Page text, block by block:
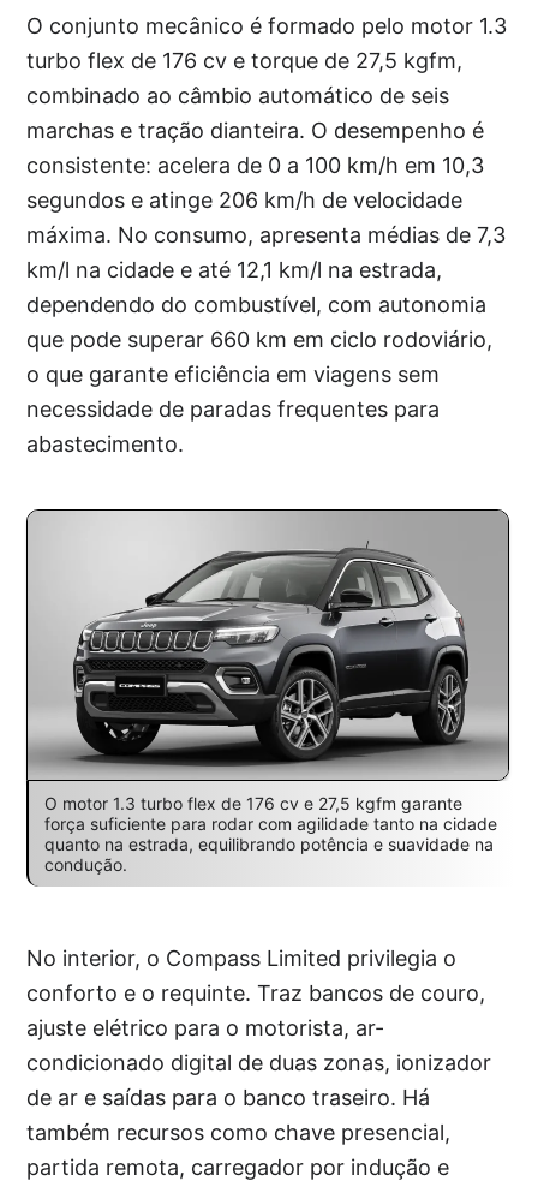
O conjunto mecânico é formado pelo motor 1.3
turbo flex de 176 cv e torque de 27,5 kgfm,
combinado ao câmbio automático de seis
marchas e tração dianteira. O desempenho é
consistente: acelera de 0 a 100 km/h em 10,3
segundos e atinge 206 km/h de velocidade
máxima. No consumo, apresenta médias de 7,3
km/l na cidade e até 12,1 km/l na estrada,
dependendo do combustível, com autonomia
que pode superar 660 km em ciclo rodoviário,
o que garante eficiência em viagens sem
necessidade de paradas frequentes para
abastecimento.
O motor 1.3 turbo flex de 176 cv e 27,5 kgfm garante
força suficiente para rodar com agilidade tanto na cidade
quanto na estrada, equilibrando potência e suavidade na
condução.
No interior, o Compass Limited privilegia o
conforto e o requinte. Traz bancos de couro,
ajuste elétrico para o motorista, ar-
condicionado digital de duas zonas, ionizador
de ar e saídas para o banco traseiro. Há
também recursos como chave presencial,
partida remota, carregador por indução e